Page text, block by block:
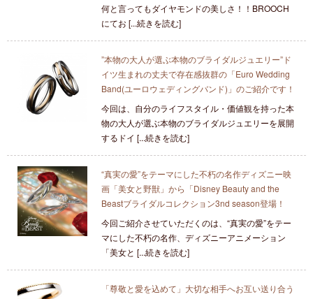
何と言ってもダイヤモンドの美しさ！！BROOCH
にてお [...続きを読む]
”本物の大人が選ぶ本物のブライダルジュエリー”ド
イツ生まれの丈夫で存在感抜群の「Euro Wedding
Band(ユーロウェディングバンド)」のご紹介です！
今回は、自分のライフスタイル・価値観を持った本
物の大人が選ぶ本物のブライダルジュエリーを展開
するドイ [...続きを読む]
“真実の愛”をテーマにした不朽の名作ディズニー映
画「美女と野獣」から「Disney Beauty and the
Beastブライダルコレクション3nd season登場！
今回ご紹介させていただくのは、“真実の愛”をテー
マにした不朽の名作、ディズニーアニメーション
「美女と [...続きを読む]
「尊敬と愛を込めて」大切な相手へお互い送り合う